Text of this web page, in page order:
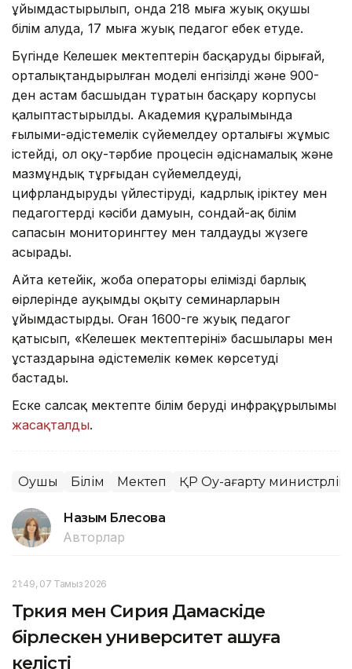
ұйымдастырылып, онда 218 мыңға жуық оқушы
білім алуда, 17 мыңға жуық педагог еңбек етуде.
Бүгінде Келешек мектептерін басқарудың бірыңғай,
орталықтандырылған моделі енгізілді және 900-
ден астам басшыдан тұратын басқару корпусы
қалыптастырылды. Академия құралымында
ғылыми-әдістемелік сүйемелдеу орталығы жұмыс
істейді, ол оқу-тәрбие процесін әдіснамалық және
мазмұндық тұрғыдан сүйемелдеуді,
цифрландыруды үйлестіруді, кадрлық іріктеу мен
педагогтердің кәсіби дамуын, сондай-ақ білім
сапасын мониторингтеу мен талдауды жүзеге
асырады.
Айта кетейік, жоба операторы еліміздің барлық
өңірлерінде ауқымды оқыту семинарларын
ұйымдастырды. Оған 1600-ге жуық педагог
қатысып, «Келешек мектептерінің» басшылары мен
ұстаздарына әдістемелік көмек көрсетуді
бастады.
Еске салсақ мектепте білім берудің инфрақұрылымы
жасақталды.
Оқушы Білім Мектеп ҚР Оқу-ағарту министрлігі
Назым Бөлесова
Авторлар
21:49, 07 Тамыз 2026
Түркия мен Сирия Дамаскіде
бірлескен университет ашуға
келісті